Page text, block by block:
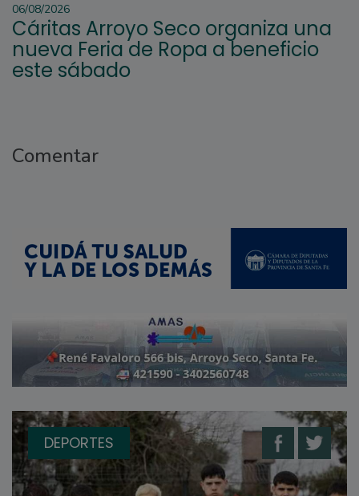
06/08/2026
Cáritas Arroyo Seco organiza una
nueva Feria de Ropa a beneficio
este sábado
Comentar
DEPORTES